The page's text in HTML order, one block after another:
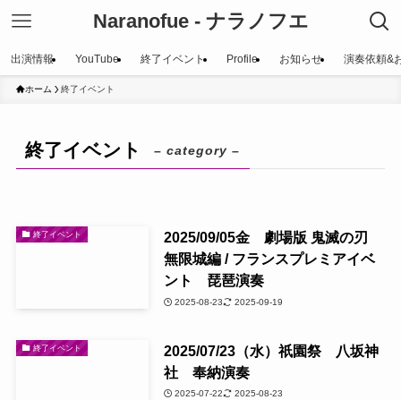
Naranofue - ナラノフエ
出演情報 YouTube 終了イベント Profile お知らせ 演奏依頼&
ホーム 終了イベント
終了イベント – category –
終了イベント
2025/09/05金 劇場版 鬼滅の刃
無限城編 / フランスプレミアイベ
ント 琵琶演奏
2025-08-23 2025-09-19
終了イベント
2025/07/23（水）祇園祭 八坂神
社 奉納演奏
2025-07-22 2025-08-23